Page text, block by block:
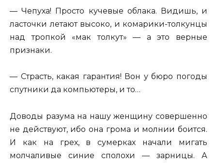
— Чепуха! Просто кучевые облака. Видишь, и
ласточки летают высоко, и комарики-толкунцы
над тропкой «мак толкут» — а это верные
признаки.
— Страсть, какая гарантия! Вон у бюро погоды
спутники да компьютеры, и то…
Доводы разума на нашу женщину совершенно
не действуют, ибо она грома и молнии боится.
И как на грех, в сумерках начали мигать
молчаливые синие сполохи — зарницы. А